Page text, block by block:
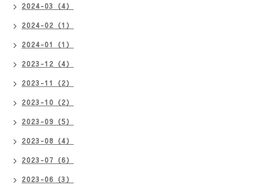
2024-03（4）
2024-02（1）
2024-01（1）
2023-12（4）
2023-11（2）
2023-10（2）
2023-09（5）
2023-08（4）
2023-07（6）
2023-06（3）